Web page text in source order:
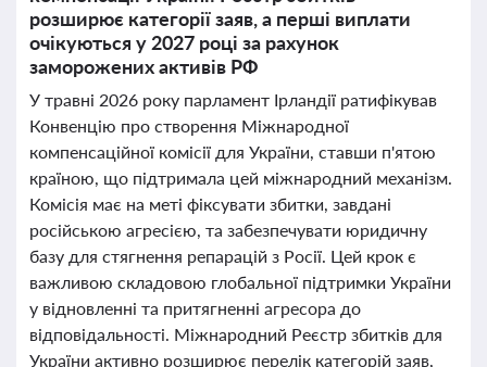
розширює категорії заяв, а перші виплати
очікуються у 2027 році за рахунок
заморожених активів РФ
У травні 2026 року парламент Ірландії ратифікував
Конвенцію про створення Міжнародної
компенсаційної комісії для України, ставши п'ятою
країною, що підтримала цей міжнародний механізм.
Комісія має на меті фіксувати збитки, завдані
російською агресією, та забезпечувати юридичну
базу для стягнення репарацій з Росії. Цей крок є
важливою складовою глобальної підтримки України
у відновленні та притягненні агресора до
відповідальності. Міжнародний Реєстр збитків для
України активно розширює перелік категорій заяв,